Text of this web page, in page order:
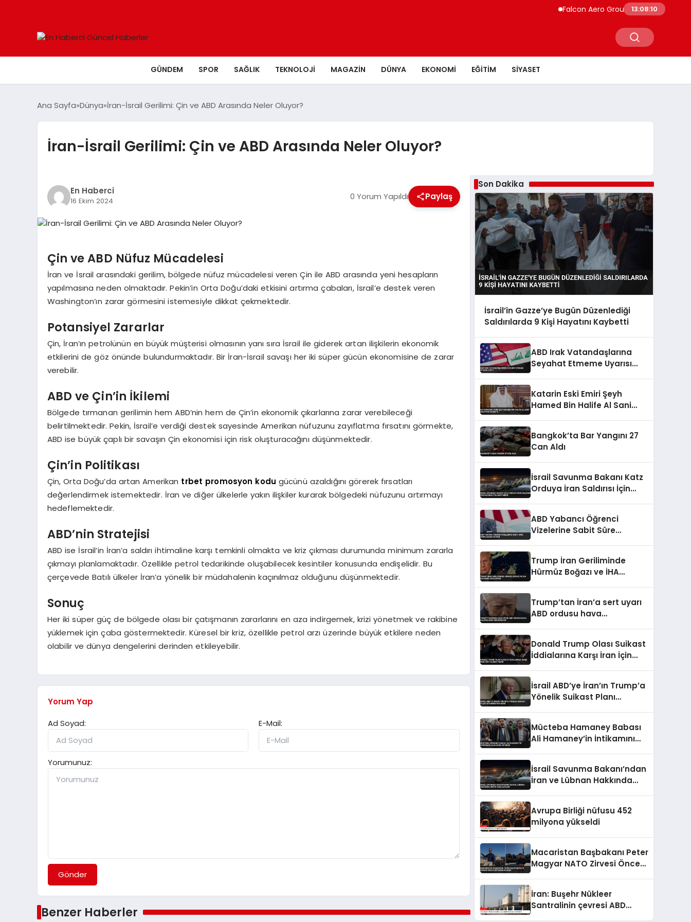
Falcon Aero Group, Küresel Havacılık
13:08:11
GÜNDEM SPOR SAĞLIK TEKNOLOJI MAGAZIN DÜNYA EKONOMI EĞITIM SIYASET
Ana Sayfa Dünya İran-İsrail Gerilimi: Çin ve ABD Arasında Neler Oluyor?
İran-İsrail Gerilimi: Çin ve ABD Arasında Neler Oluyor?
En Haberci
16 Ekim 2024 0 Yorum Yapıldı Paylaş
Çin ve ABD Nüfuz Mücadelesi
İran ve İsrail arasındaki gerilim, bölgede nüfuz mücadelesi veren Çin ile ABD arasında yeni hesapların
yapılmasına neden olmaktadır. Pekin’in Orta Doğu’daki etkisini artırma çabaları, İsrail’e destek veren
Washington’ın zarar görmesini istemesiyle dikkat çekmektedir.
Potansiyel Zararlar
Çin, İran’ın petrolünün en büyük müşterisi olmasının yanı sıra İsrail ile giderek artan ilişkilerin ekonomik
etkilerini de göz önünde bulundurmaktadır. Bir İran-İsrail savaşı her iki süper gücün ekonomisine de zarar
verebilir.
ABD ve Çin’in İkilemi
Bölgede tırmanan gerilimin hem ABD’nin hem de Çin’in ekonomik çıkarlarına zarar verebileceği
belirtilmektedir. Pekin, İsrail’e verdiği destek sayesinde Amerikan nüfuzunu zayıflatma fırsatını görmekte,
ABD ise büyük çaplı bir savaşın Çin ekonomisi için risk oluşturacağını düşünmektedir.
Çin’in Politikası
Çin, Orta Doğu’da artan Amerikan trbet promosyon kodu gücünü azaldığını görerek fırsatları
değerlendirmek istemektedir. İran ve diğer ülkelerle yakın ilişkiler kurarak bölgedeki nüfuzunu artırmayı
hedeflemektedir.
ABD’nin Stratejisi
ABD ise İsrail’in İran’a saldırı ihtimaline karşı temkinli olmakta ve kriz çıkması durumunda minimum zararla
çıkmayı planlamaktadır. Özellikle petrol tedarikinde oluşabilecek kesintiler konusunda endişelidir. Bu
çerçevede Batılı ülkeler İran’a yönelik bir müdahalenin kaçınılmaz olduğunu düşünmektedir.
Sonuç
Her iki süper güç de bölgede olası bir çatışmanın zararlarını en aza indirgemek, krizi yönetmek ve rakibine
yüklemek için çaba göstermektedir. Küresel bir kriz, özellikle petrol arzı üzerinde büyük etkilere neden
olabilir ve dünya dengelerini derinden etkileyebilir.
Yorum Yap
Ad Soyad:
E-Mail:
Yorumunuz:
Gönder
Benzer Haberler
Son Dakika
İsrail’in Gazze’ye Bugün Düzenlediği
Saldırılarda 9 Kişi Hayatını Kaybetti
ABD Irak Vatandaşlarına
Seyahat Etmeme Uyarısı
Katarin Eski Emiri Şeyh
Hamed Bin Halife Al Sani
Bangkok’ta Bar Yangını 27
Can Aldı
İsrail Savunma Bakanı Katz
Orduya İran Saldırısı İçin
ABD Yabancı Öğrenci
Vizelerine Sabit Süre
Trump İran Geriliminde
Hürmüz Boğazı ve İHA
Trump’tan İran’a sert uyarı
ABD ordusu hava
Donald Trump Olası Suikast
İddialarına Karşı İran İçin
İsrail ABD’ye İran’ın Trump’a
Yönelik Suikast Planı
Mücteba Hamaney Babası
Ali Hamaney’in İntikamını
İsrail Savunma Bakanı’ndan
İran ve Lübnan Hakkında
Avrupa Birliği nüfusu 452
milyona yükseldi
Macaristan Başbakanı Peter
Magyar NATO Zirvesi Öncesi
İran: Buşehr Nükleer
Santralinin çevresi ABD